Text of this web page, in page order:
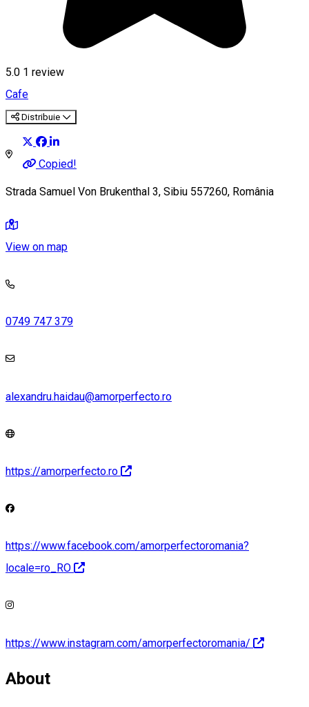
5.0 1 review
Cafe
Distribuie
Copied!
Strada Samuel Von Brukenthal 3, Sibiu 557260, România
View on map
0749 747 379
alexandru.haidau@amorperfecto.ro
https://amorperfecto.ro
https://www.facebook.com/amorperfectoromania?
locale=ro_RO
https://www.instagram.com/amorperfectoromania/
About